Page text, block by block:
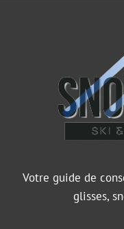
Votre guide de
glisses,